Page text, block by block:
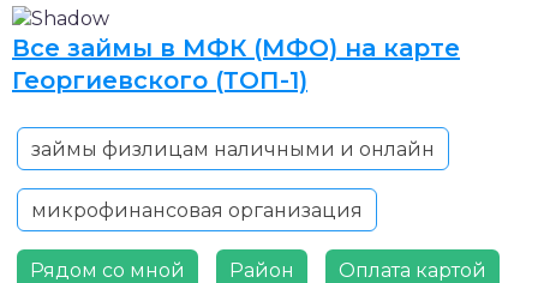
Все займы в МФК (МФО) на карте
Георгиевского (ТОП-1)
займы физлицам наличными и онлайн
микрофинансовая организация
Рядом со мной Район Оплата картой